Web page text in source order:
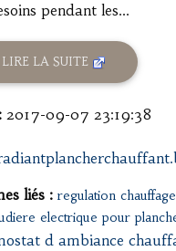
pendant les...
LIRE LA SUITE
2017-09-07 23:19:38
liés : regulation
electrique pour
d ambiance